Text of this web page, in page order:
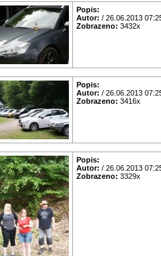
Popis:
Autor: / 26.06.2013
Zobrazeno: 3432x
Popis:
Autor: / 26.06.2013
Zobrazeno: 3416x
Popis:
Autor: / 26.06.2013
Zobrazeno: 3329x